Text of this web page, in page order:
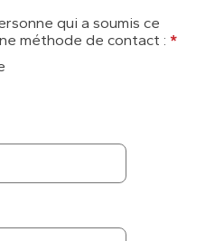
qui a soumis ce
méthode de contact : *